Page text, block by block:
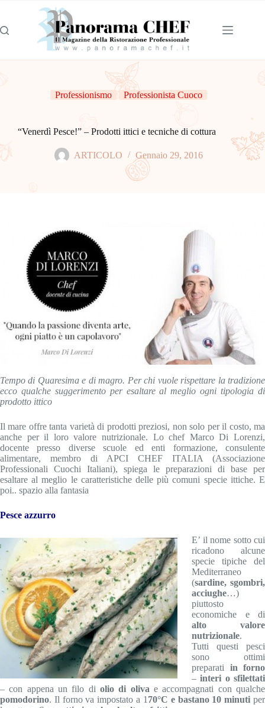
Professionismo Professionista Cuoco
“Venerdì Pesce!” – Prodotti ittici e tecniche di cottura
ARTICOLO Gennaio 29, 2016
Tempo di Quaresima e di magro. Per chi vuole rispettare la tradizione
ecco qualche suggerimento per esaltare al meglio ogni tipologia di
prodotto ittico
Il mare offre tanta varietà di prodotti preziosi, non solo per il costo, ma
anche per il loro valore nutrizionale. Lo chef Marco Di Lorenzi,
docente presso diverse scuole ed enti formazione, consulente
alimentare, membro di APCI CHEF ITALIA (Associazione
Professionali Cuochi Italiani), spiega le preparazioni di base per
esaltare al meglio le caratteristiche delle più comuni specie ittiche. E
poi.. spazio alla fantasia
Pesce azzurro
E’ il nome sotto cui
ricadono alcune
specie tipiche del
Mediterraneo
(sardine, sgombri,
acciughe…)
piuttosto
economiche e di
alto valore
nutrizionale.
Tutti questi pesci
sono ottimi
preparati in forno
–interi o sfilettati
– con appena un filo di olio di oliva e accompagnati con qualche
pomodorino. Il forno va impostato a 1 70°C e bastano 10 minuti per